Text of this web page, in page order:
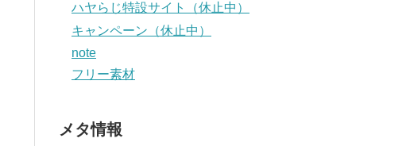
ハヤらじ特設サイト（休止中）
キャンペーン（休止中）
note
フリー素材
メタ情報